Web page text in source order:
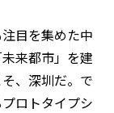
目を集めた中
来都市」を建
、深圳だ。で
ロトタイプシ